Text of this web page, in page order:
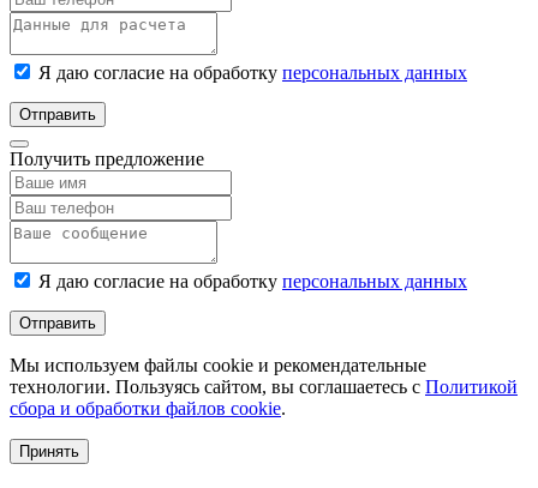
Я даю согласие на обработку персональных данных
Отправить
Получить предложение
Я даю согласие на обработку персональных данных
Отправить
Мы используем файлы cookie и рекомендательные
технологии. Пользуясь сайтом, вы соглашаетесь с Политикой
сбора и обработки файлов cookie.
Принять